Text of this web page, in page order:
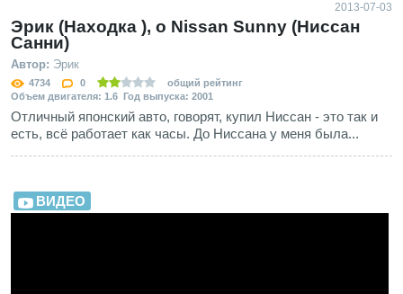
2013-07-03
Эрик (Находка ), о Nissan Sunny (Ниссан
Санни)
Автор: Эрик
4734 0
общий рейтинг
Объем двигателя: 1.6 Год выпуска: 2001
Отличный японский авто, говорят, купил Ниссан - это так и
есть, всё работает как часы. До Ниссана у меня была...
ВИДЕО